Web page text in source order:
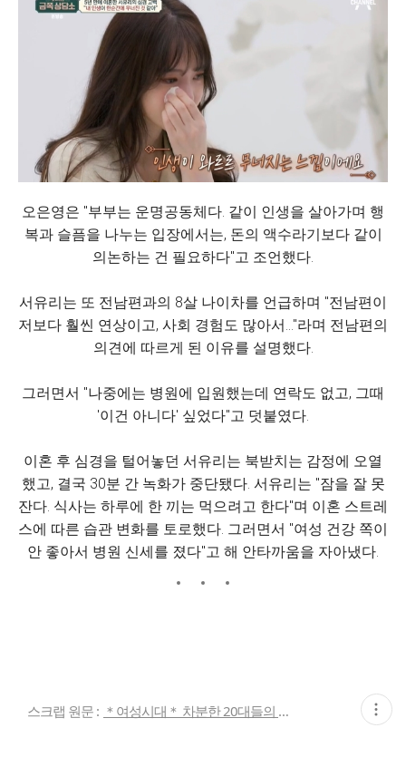
오은영은 "부부는 운명공동체다. 같이 인생을 살아가며 행
복과 슬픔을 나누는 입장에서는, 돈의 액수라기보다 같이
의논하는 건 필요하다"고 조언했다.
서유리는 또 전남편과의 8살 나이차를 언급하며 "전남편이
저보다 훨씬 연상이고, 사회 경험도 많아서..."라며 전남편의
의견에 따르게 된 이유를 설명했다.
그러면서 "나중에는 병원에 입원했는데 연락도 없고, 그때
'이건 아니다' 싶었다"고 덧붙였다.
이혼 후 심경을 털어놓던 서유리는 북받치는 감정에 오열
했고, 결국 30분 간 녹화가 중단됐다. 서유리는 "잠을 잘 못
잔다. 식사는 하루에 한 끼는 먹으려고 한다"며 이혼 스트레
스에 따른 습관 변화를 토로했다. 그러면서 "여성 건강 쪽이
안 좋아서 병원 신세를 졌다"고 해 안타까움을 자아냈다.
스크랩 원문 : ＊여성시대＊ 차분한 20대들의 알흠다운 공간 현
재